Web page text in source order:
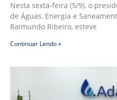
Nesta sexta-feira (5/9), o
de Águas, Energia e
Raimundo Ribeiro, esteve
Continuar Lendo »